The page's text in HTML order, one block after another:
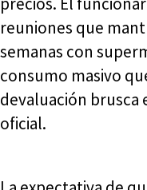
reuniones que
semanas con
consumo masivo
devaluación brusca
oficial.